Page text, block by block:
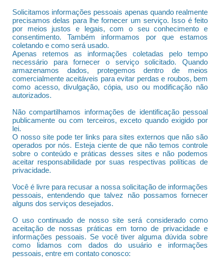
Solicitamos informações pessoais apenas quando realmente
precisamos delas para lhe fornecer um serviço. Isso é feito
por meios justos e legais, com o seu conhecimento e
consentimento. Também informamos por que estamos
coletando e como será usado.
Apenas retemos as informações coletadas pelo tempo
necessário para fornecer o serviço solicitado. Quando
armazenamos dados, protegemos dentro de meios
comercialmente aceitáveis para evitar perdas e roubos, bem
como acesso, divulgação, cópia, uso ou modificação não
autorizados.
Não compartilhamos informações de identificação pessoal
publicamente ou com terceiros, exceto quando exigido por
lei.
O nosso site pode ter links para sites externos que não são
operados por nós. Esteja ciente de que não temos controle
sobre o conteúdo e práticas desses sites e não podemos
aceitar responsabilidade por suas respectivas políticas de
privacidade.
Você é livre para recusar a nossa solicitação de informações
pessoais, entendendo que talvez não possamos fornecer
alguns dos serviços desejados.
O uso continuado de nosso site será considerado como
aceitação de nossas práticas em torno de privacidade e
informações pessoais. Se você tiver alguma dúvida sobre
como lidamos com dados do usuário e informações
pessoais, entre em contato conosco: